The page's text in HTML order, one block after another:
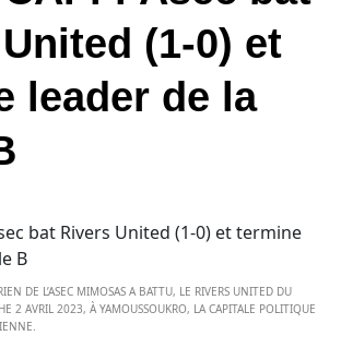
(1-0) et
leader de la
DE L’ASEC MIMOSAS A BATTU, LE RIVERS UNITED DU
2 AVRIL 2023, À YAMOUSSOUKRO, LA CAPITALE POLITIQUE